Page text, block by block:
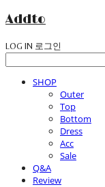
Addto
LOG IN 로그인
SHOP
Outer
Top
Bottom
Dress
Acc
Sale
Q&A
Review